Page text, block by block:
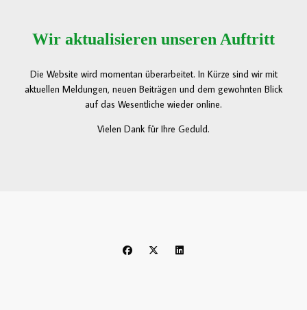
Wir aktualisieren unseren Auftritt
Die Website wird momentan überarbeitet. In Kürze sind wir mit
aktuellen Meldungen, neuen Beiträgen und dem gewohnten Blick
auf das Wesentliche wieder online.
Vielen Dank für Ihre Geduld.